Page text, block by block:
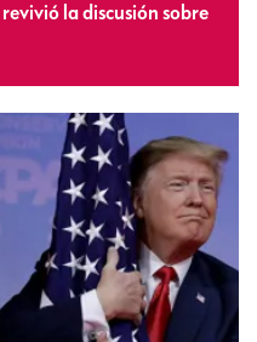
la discusión sobre